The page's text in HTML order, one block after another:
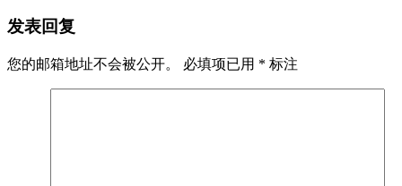
发表回复
您的邮箱地址不会被公开。 必填项已用 * 标注